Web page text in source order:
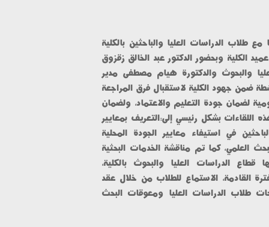
عقدت وحدة الجودة لقاءا موسعا مع طلاب الدراسات العليا والباحثين بالكلية
وذلك برعاية الدكتور محمد زيدان عميد الكلية وبحضور الدكتور عبد الخالق زقزوق
وكيل الكلية لشئون الدراسات العليا والبحوث والدكتورة هيام مصطفى مدير
وحدة الجودة، حيث تأتي تلك الأنشطة ضمن جهود الكلية لاستقبال فرق المراجعة
الداخلية والخارجية من الهيئة القومية لضمان جودة التعليم والاعتماد، ولضمان
استيفاء كافة المعايير. وتهدف هذه اللقاءات بشكل رئيسي إلى:التعريف بمعايير
الجودة: من خلال توضيح دور الباحثين في استيفاء معايير الجودة المحلية
والعالمية، والالتزام بأخلاقيات البحث العلمي، كما تم مناقشة الخدمات البحثية
والتعريف بالخدمات التي يقدمها قطاع الدراسات العليا والبحوث بالكلية،
واستعراض خطط العمل خلال الفترة القادمة، الاستماع للطلاب من خلال عقد
حوارات مفتوحة لمناقشة مقترحات طلاب الدراسات العليا ومعوقات البحث